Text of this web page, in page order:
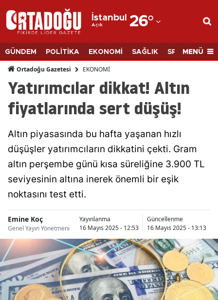
İstanbul
Açık 26°
Adana
Adıyaman
Afyonkarahisar
Ağrı
Amasya
Ankara
Antalya
Artvin
Balıkesir
Bilecik
Bingöl
Bitlis
Bolu
GÜNDEM POLİTİKA EKONOMİ SAĞLIK SPORMENÜ
Ortadoğu Gazetesi EKONOMİ
Yatırımcılar dikkat! Altın
fiyatlarında sert düşüş!
Altın piyasasında bu hafta yaşanan hızlı
düşüşler yatırımcıların dikkatini çekti. Gram
altın perşembe günü kısa süreliğine 3.900 TL
seviyesinin altına inerek önemli bir eşik
noktasını test etti.
Emine Koç
Genel Yayın Yönetmeni
Yayınlanma
16 Mayıs 2025 - 12:53
Güncellenme
16 Mayıs 2025 - 13:13